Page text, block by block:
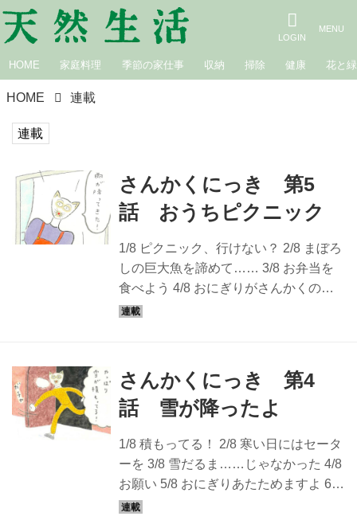
HOME 家庭料理 季節の家仕事 収納 掃除 健康 花と緑
HOME 連載
連載
さんかくにっき 第5
話 おうちピクニック
1/8 ピクニック、行けない？ 2/8 まぼろ
しの巨大魚を諦めて…… 3/8 お弁当を
食べよう 4/8 おにぎりがさんかくの理
由 5/8 巨大魚クヤナタヤはウメボシが
くにっき ひろせべに - 天然生活web ひ
ろせべにさんがお届けするマンガ「さ
んかくにっき」。ねこの「ミー」、人
モ」。へんてこで楽しい3人の暮らしは
奇想天外につながっていきます。 ひろ
せべに イラストレーター・漫画家・粘
土作家。京都生まれ、京都在住。絵本
さんかくにっき 第4
話 雪が降ったよ
1/8 積もってる！ 2/8 寒い日にはセータ
ーを 3/8 雪だるま……じゃなかった 4/8
お願い 5/8 おにぎりあたためますよ 6/8
セモ、一大事 7/8 溶ける溶ける 8/8 バイ